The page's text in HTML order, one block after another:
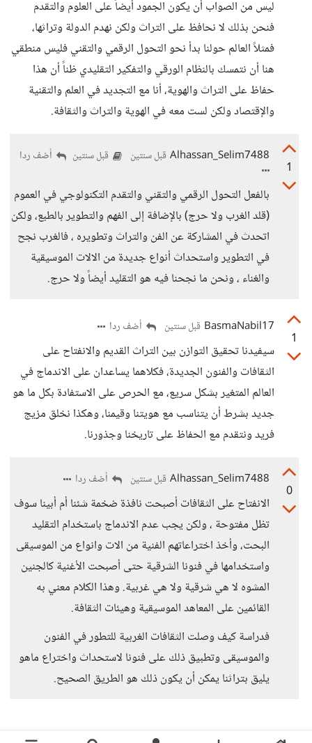
ليس من الصواب أن يكون الجمود أيضاً على العلوم والتقدم
فنحن بذلك لا نحافظ على التراث ولكن نهدم الدولة وتراثها،
فمثلاً العالم حولنا بدأ نحو التحول الرقمي والتقني فليس منطقي
هنا أن نتمسك بالنظام الورقي والتفكير التقليدي ظناً أن هذا
حفاظ على التراث والهوية، أنا مع التجديد في العلم والتقنية
والإقتصاد ولكن لست معه في الهوية والتراث والثقافة.
1
Alhassan_Selim7488 قبل سنتين قبل سنتين أضف ردا
بالفعل التحول الرقمي والتقني والتقدم التكنولوجي في العموم
(قلد الغرب ولا حرج) بالإضافة إلى الفهم والتطوير بالطبع، ولكن
اتحدث في المشاركة عن الفن والتراث وتطويره ، فالغرب نجح
في التطوير واستحداث أنواع جديدة من الالات الموسيقية
والغناء ، ونحن ما نجحنا فيه هو التقليد أيضاً ولا حرج.
1
BasmaNabil17 قبل سنتين أضف ردا
سيفيدنا تحقيق التوازن بين التراث القديم والانفتاح على
الثقافات والفنون الجديدة، فكلاهما يساعدان على الاندماج في
العالم المتغير بشكل سريع، مع الحرص على الاستفادة بكل ما هو
جديد بشرط أن يتناسب مع هويتنا وقيمنا، وهكذا نخلق مزيج
فريد ونتقدم مع الحفاظ على تاريخنا وجذورنا.
0
Alhassan_Selim7488 قبل سنتين أضف ردا
الانفتاح على الثقافات أصبحت نافذة ضخمة شئنا أم أبينا سوف
تظل مفتوحة ، ولكن يجب عدم الاندماج باستخدام التقليد
البحت، وأخذ اختراعاتهم الفنية من الات وانواع من الموسيقى
واستخدامها في فنونا الشرقية حتى أصبحت الأغنية كالجنين
المشوه لا هي شرقية ولا هي غربية. وهذا الكلام معني به
القائمين على المعاهد الموسيقية وهيئات الثقافة.
فدراسة كيف وصلت الثقافات الغربية للتطور في الفنون
والموسيقى وتطبيق ذلك على فنونا لاستحداث واختراع ماهو
يليق بتراثنا يمكن أن يكون ذلك هو الطريق الصحيح.